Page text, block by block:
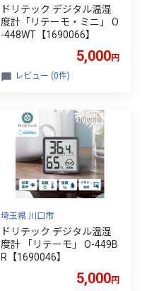
ドリテック デジタル温湿
度計「リテーモ・ミニ」 O
-448WT【1690066】
5,000円
レビュー (0件)
埼玉県 川口市
ドリテック デジタル温湿
度計 「リテーモ」 O-449B
R【1690046】
5,000円